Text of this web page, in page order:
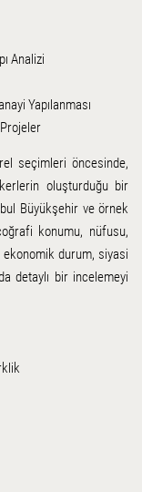
Analizi
Yapılanması
seçimleri öncesinde,
oluşturduğu bir
Büyükşehir ve örnek
konumu, nüfusu,
durum, siyasi
detaylı bir incelemeyi